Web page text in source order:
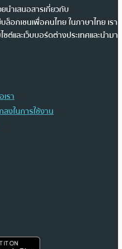
นำเสนอสารเกี่ยวกับ
ล็อกเชนเพื่อคนไทย ในภาษาไทย เรา
และเว็บบอร์ดต่างประเทศและนำมา
รา
งในการใช้งาน